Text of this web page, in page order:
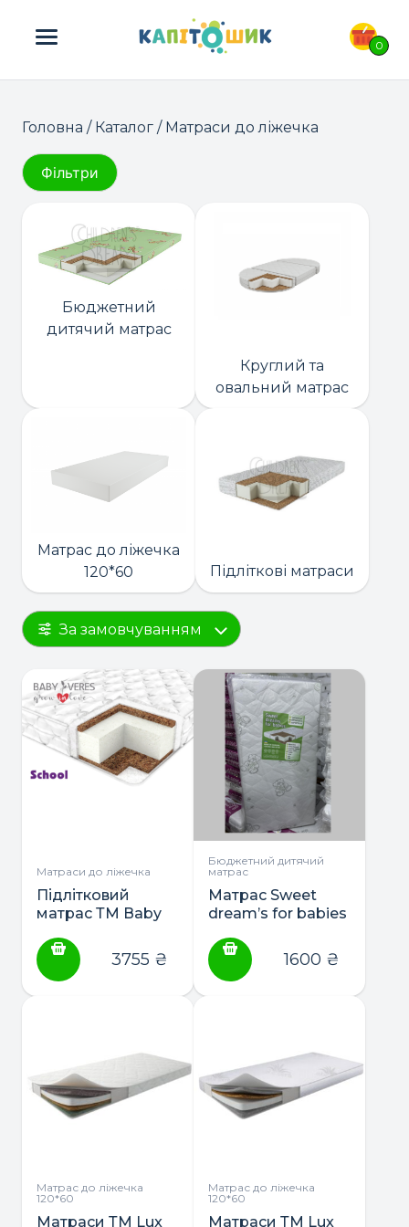
0
ПОШУК ТОВАРІВ:
Головна / Каталог / Матраси до ліжечка
Фільтри
Бюджетний
дитячий матрас
Круглий та
овальний матрас
Матрас до ліжечка
120*60
Підліткові матраси
За замовчуванням
Матраси до ліжечка
Підлітковий
матрас ТМ Вaby
3755 ₴
Бюджетний дитячий
матрас
Матрас Sweet
dream’s for babies
1600 ₴
Матрас до ліжечка
120*60
Матраси ТМ Lux
Матрас до ліжечка
120*60
Матраси ТМ Lux